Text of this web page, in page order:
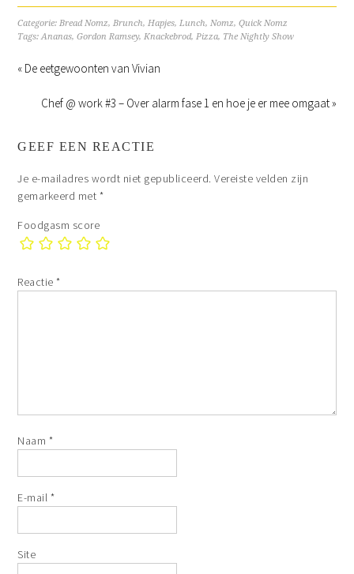
Categorie: Bread Nomz, Brunch, Hapjes, Lunch, Nomz,Quick Nomz
Tags: Ananas,Gordon Ramsey, Knackebrod, Pizza, The Nightly Show
« De eetgewoonten van Vivian
Chef @ work #3 – Over alarm fase 1 en hoe je er mee omgaat »
GEEF EEN REACTIE
Je e-mailadres wordt niet gepubliceerd. Vereiste velden zijn
gemarkeerd met *
Foodgasm score
Reactie*
Naam *
E-mail *
Site